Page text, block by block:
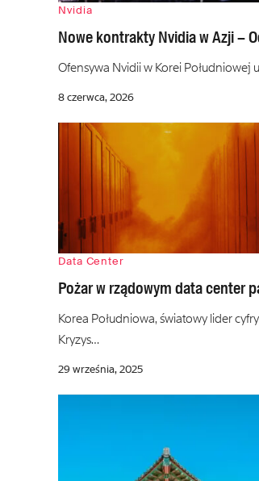
Nvidia
Nowe kontrakty Nvidia w Azji –
Ofensywa Nvidii w Korei
8 czerwca, 2026
Data Center
Pożar w rządowym data center
Korea Południowa, światowy lider
Kryzys…
29 września, 2025